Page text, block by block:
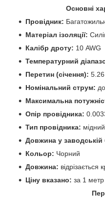
Основні
Провідник:
Матеріал ізоляції:
Калібр дроту: 10 AWG
Температурний
Перетин (січення):
Номінальний струм:
Максимальна
Опір провідника:
Тип провідника:
Довжина у заводській
Кольор: Чорний
Довжина: відрізається
Ціну вказано: за 1 метр